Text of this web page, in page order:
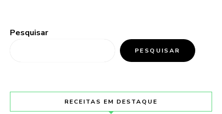
Pesquisar
PESQUISAR
RECEITAS EM DESTAQUE